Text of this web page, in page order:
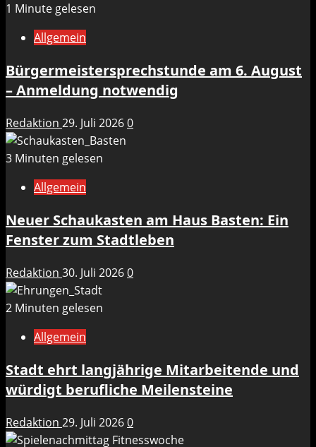
1 Minute gelesen
Allgemein
Bürgermeistersprechstunde am 6. August
– Anmeldung notwendig
Redaktion 29. Juli 20260
3 Minuten gelesen
Allgemein
Neuer Schaukasten am Haus Basten: Ein
Fenster zum Stadtleben
Redaktion 30. Juli 20260
2 Minuten gelesen
Allgemein
Stadt ehrt langjährige Mitarbeitende und
würdigt berufliche Meilensteine
Redaktion 29. Juli 20260